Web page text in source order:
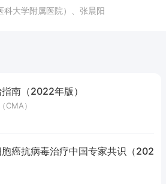
科大学附属医院）、张晨阳
南（2022年版）
CMA）
癌抗病毒治疗中国专家共识（202